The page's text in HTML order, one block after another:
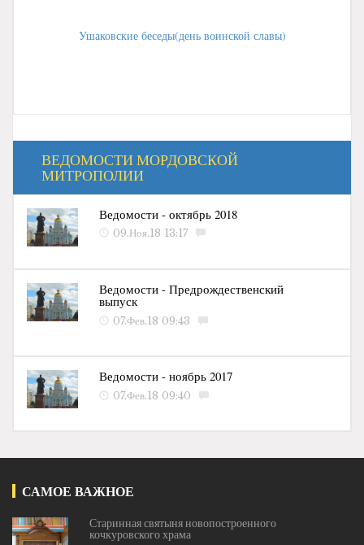
Ушаковские беседы(день воинской славы)
ВЕДОМОСТИ МОРДОВСКОЙ
МИТРОПОЛИИ
Ведомости - октябрь 2018
09.Ноя.18 13:17
Ведомости - Предрождественский
выпуск
07.Фев.18 09:43
Ведомости - ноябрь 2017
07.Фев.18 09:40
САМОЕ ВАЖНОЕ
Старинная святыня новопостроенного
кочкуровского храма